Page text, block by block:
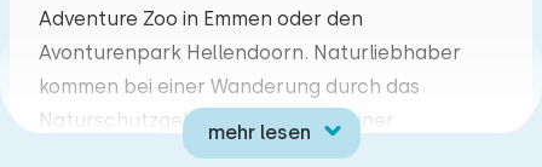
Adventure Zoo in Emmen oder den
Avonturenpark Hellendoorn. Naturliebhaber
kommen bei einer Wanderung durch das
Naturschutzgebiet Beerze oder einer
Fahrradtour entlang der Vecht auf ihre Kosten.
mehr lesen
10 11 12 13 14
17 18 19 20 21 22